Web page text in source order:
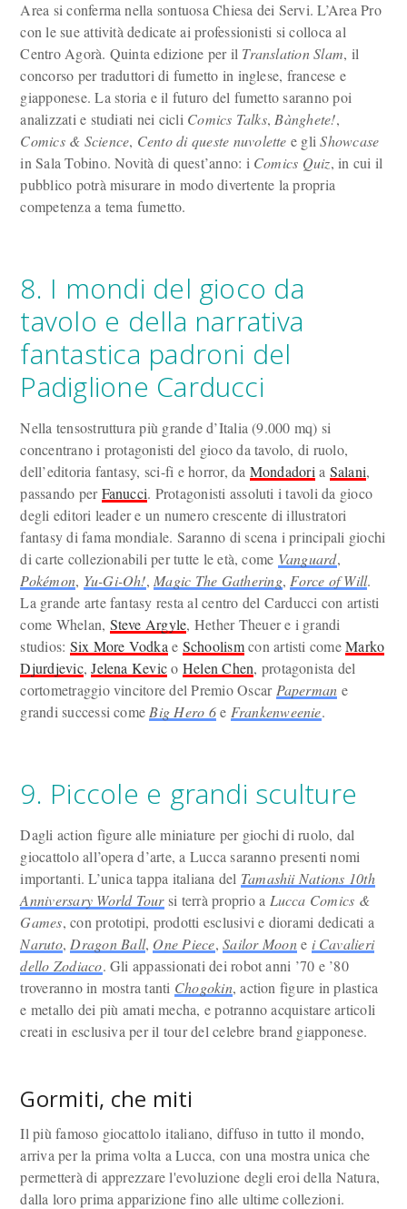
Area si conferma nella sontuosa Chiesa dei Servi. L’Area Pro
con le sue attività dedicate ai professionisti si colloca al
Centro Agorà. Quinta edizione per il Translation Slam, il
concorso per traduttori di fumetto in inglese, francese e
giapponese. La storia e il futuro del fumetto saranno poi
analizzati e studiati nei cicli Comics Talks, Bànghete!,
Comics & Science, Cento di queste nuvolette e gliShowcase
in Sala Tobino. Novità di quest’anno: i Comics Quiz, in cui il
pubblico potrà misurare in modo divertente la propria
competenza a tema fumetto.
8. I mondi del gioco da
tavolo e della narrativa
fantastica padroni del
Padiglione Carducci
Nella tensostruttura più grande d’Italia (9.000 mq) si
concentrano i protagonisti del gioco da tavolo, di ruolo,
dell’editoria fantasy, sci-fi e horror, da Mondadori a Salani,
passando perFanucci. Protagonisti assoluti i tavoli da gioco
degli editori leader e un numero crescente di illustratori
fantasy di fama mondiale. Saranno di scena i principali giochi
di carte collezionabili per tutte le età, come Vanguard,
Pokémon, Yu-Gi-Oh!, Magic The Gathering, Force of Will.
La grande arte fantasy resta al centro del Carducci con artisti
come Whelan, Steve Argyle, Hether Theuer e i grandi
studios: Six More Vodka e Schoolismcon artisti comeMarko
Djurdjevic,Jelena Kevico Helen Chen, protagonista del
cortometraggio vincitore del Premio Oscar Paperman e
grandi successi come Big Hero 6e Frankenweenie.
9. Piccole e grandi sculture
Dagli action figure alle miniature per giochi di ruolo, dal
giocattolo all’opera d’arte, a Lucca saranno presenti nomi
importanti. L’unica tappa italiana del Tamashii Nations 10th
Anniversary World Toursi terrà proprio a Lucca Comics &
Games, con prototipi, prodotti esclusivi e diorami dedicati a
Naruto, Dragon Ball, One Piece,Sailor Moone i Cavalieri
dello Zodiaco. Gli appassionati dei robot anni ’70 e ’80
troveranno in mostra tanti Chogokin, action figure in plastica
e metallo dei più amati mecha, e potranno acquistare articoli
creati in esclusiva per il tour del celebre brand giapponese.
Gormiti, che miti
Il più famoso giocattolo italiano, diffuso in tutto il mondo,
arriva per la prima volta a Lucca, con una mostra unica che
permetterà di apprezzare l'evoluzione degli eroi della Natura,
dalla loro prima apparizione fino alle ultime collezioni.